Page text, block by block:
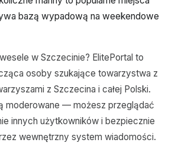
bazą wypadową na weekendowe
w Szczecinie? ElitePortal to
osoby szukające towarzystwa z
z Szczecina i całej Polski.
moderowane — możesz przeglądać
innych użytkowników i bezpiecznie
wewnętrzny system wiadomości.